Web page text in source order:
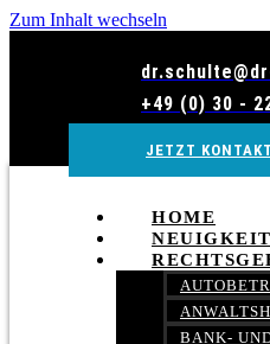
Zum Inhalt wechseln
+49 (0) 30 -
JETZT
HOME
BANK-